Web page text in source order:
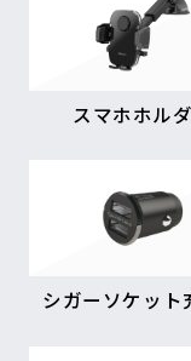
スマホホル
シガーソケット